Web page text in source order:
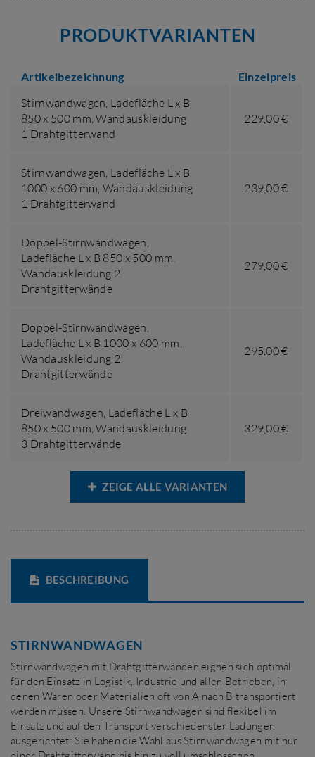
PRODUKTVARIANTEN
Artikelbezeichnung Einzelpreis
Stirnwandwagen, Ladefläche L x B
850 x 500 mm,Wandauskleidung
1 Drahtgitterwand
229,00 €
Stirnwandwagen, Ladefläche L x B
1000 x 600 mm, Wandauskleidung
1 Drahtgitterwand
239,00 €
Doppel-Stirnwandwagen,
Ladefläche L x B 850 x 500 mm,
Wandauskleidung 2
Drahtgitterwände
279,00 €
Doppel-Stirnwandwagen,
Ladefläche L x B 1000 x 600 mm,
Wandauskleidung 2
Drahtgitterwände
295,00 €
Dreiwandwagen, Ladefläche L x B
850 x 500 mm,Wandauskleidung
3 Drahtgitterwände
329,00 €
ZEIGE ALLE VARIANTEN
BESCHREIBUNG
STIRNWANDWAGEN
Stirnwandwagen mit Drahtgitterwänden eignen sich optimal
für den Einsatz in Logistik, Industrie und allen Betrieben, in
denen Waren oder Materialien oft von A nach B transportiert
werden müssen. Unsere Stirnwandwagen sind flexibel im
Einsatz und auf den Transport verschiedenster Ladungen
ausgerichtet: Sie haben die Wahl aus Stirnwandwagen mit nur